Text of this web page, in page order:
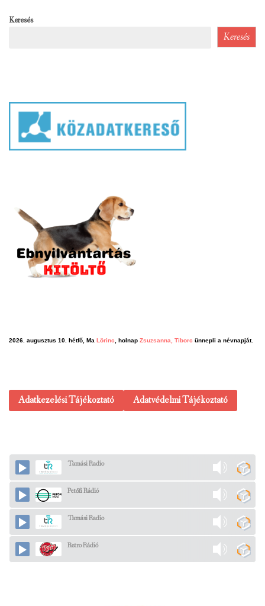
Keresés
Keresés
2026. augusztus 10. hétfő, Ma Lörinc , holnap Zsuzsanna, Tiborc ünnepli a névnapját.
Adatkezelési Tájékoztató Adatvédelmi Tájékoztató
Tamási Radio
Petőfi Rádió
Tamási Radio
Retro Rádió